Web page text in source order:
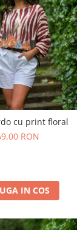
cu print floral
RON
IN COS